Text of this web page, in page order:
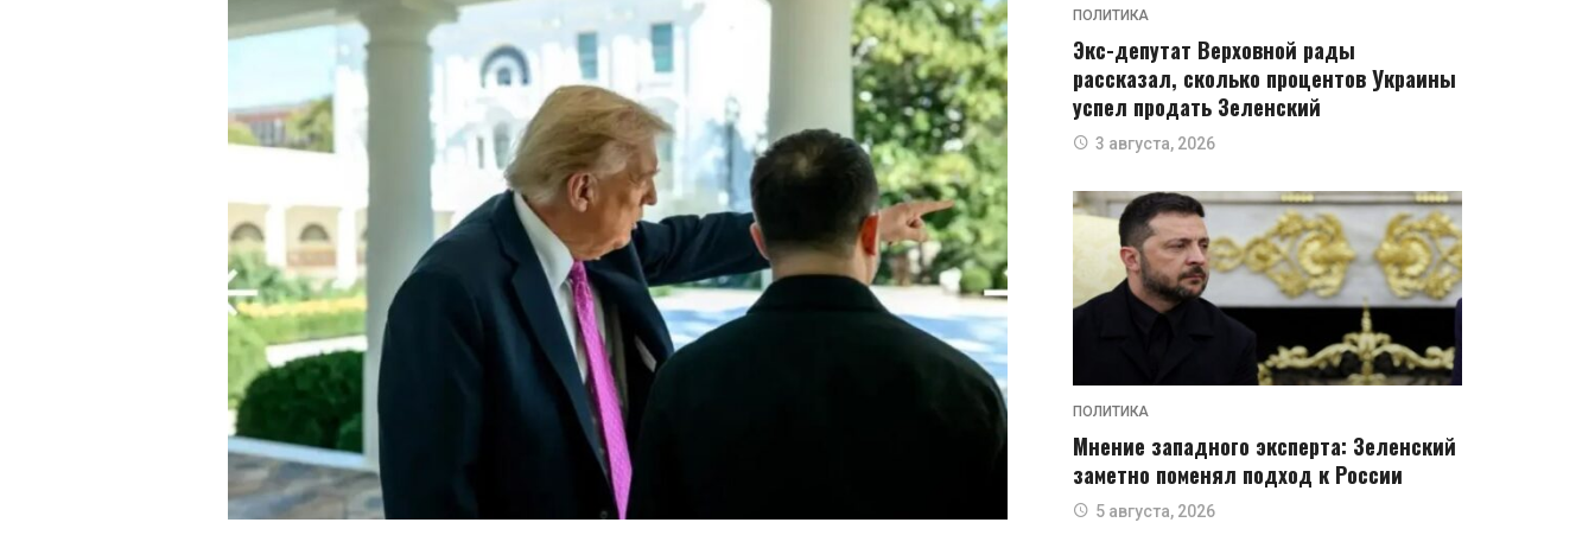
ПОЛИТИКА
Экс-депутат Верховной рады
рассказал, сколько процентов Украины
успел продать Зеленский
3 августа, 2026
ПОЛИТИКА
Мнение западного эксперта: Зеленский
заметно поменял подход к России
5 августа, 2026